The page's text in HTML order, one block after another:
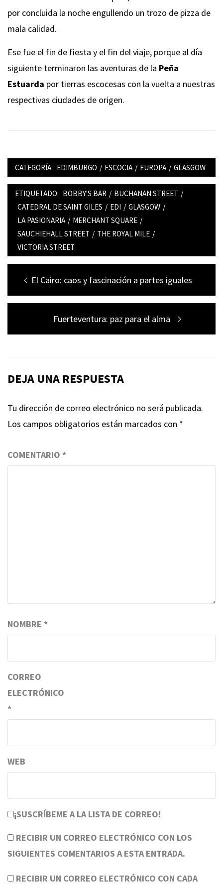
por concluida la noche engullendo un trozo de pizza de
mala calidad.
Ese fue el fin de fiesta y el fin del viaje, porque al día
siguiente terminaron las aventuras de la Peña
Estuarda por tierras escocesas con la vuelta a nuestras
respectivas ciudades de origen.
CATEGORÍA: EDIMBURGO / ESCOCIA / EUROPA / GLASGOW
ETIQUETADO: BOBBY'S BAR / BUCHANAN STREET /
CATEDRAL DE SAINT GILES / EDI / GLASGOW /
LA PASIONARIA / MERCHANT SQUARE /
SAUCHIEHALL STREET / THE ROYAL MILE /
VICTORIA STREET
Navegación
entradas
Entrada
anterior:
El Cairo: caos y fascinación a partes iguales
Entrada
siguiente:
Fuerteventura: paz para el alma
DEJA UNA RESPUESTA
Tu dirección de correo electrónico no será publicada.
Los campos obligatorios están marcados con *
COMENTARIO *
NOMBRE *
CORREO
ELECTRÓNICO
*
WEB
¡SUSCRÍBEME A LA LISTA DE CORREO!
RECIBIR UN CORREO ELECTRÓNICO CON LOS
SIGUIENTES COMENTARIOS A ESTA ENTRADA.
RECIBIR UN CORREO ELECTRÓNICO CON CADA